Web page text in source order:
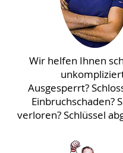
Wir helfen Ihnen
Ausgesperrt?
Einbruchschaden?
verloren? Schlüssel